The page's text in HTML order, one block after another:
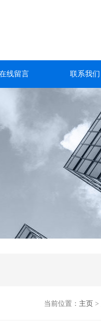
线留言 联系我们
当前位置： 主页 >